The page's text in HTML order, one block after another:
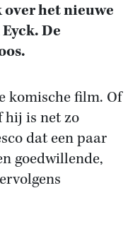
het nieuwe
De
komische film. Of
hij is net zo
dat een paar
goedwillende,